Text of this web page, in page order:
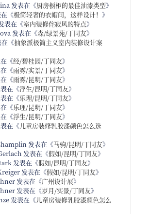
发表在《厨房橱柜的最佳油漆类型》
《极简轻奢的衣帽间，这样设计！ 》
表在《室内装修侘寂风的特点》
发表在《森/绿景苑/丁同友》
在《抽象派极简主义室内装修设计案
《经/碧桂园/丁同友》
《雨雾/实景/丁同友》
《雨雾/昆明/丁同友》
在《浮生/昆明/丁同友》
在《乐理/昆明/丁同友》
《乐理/昆明/丁同友》
《浮生/昆明/丁同友》
在《儿童房装修乳胶漆颜色怎么选
发表在《马驹/昆明/丁同友》
发表在《假如/昆明/丁同友》
发表在《假如/昆明/丁同友》
发表在《假如/昆明/丁同友》
发表在《广州设计展》
发表在《岁月/实景/丁同友》
发表在《儿童房装修乳胶漆颜色怎么